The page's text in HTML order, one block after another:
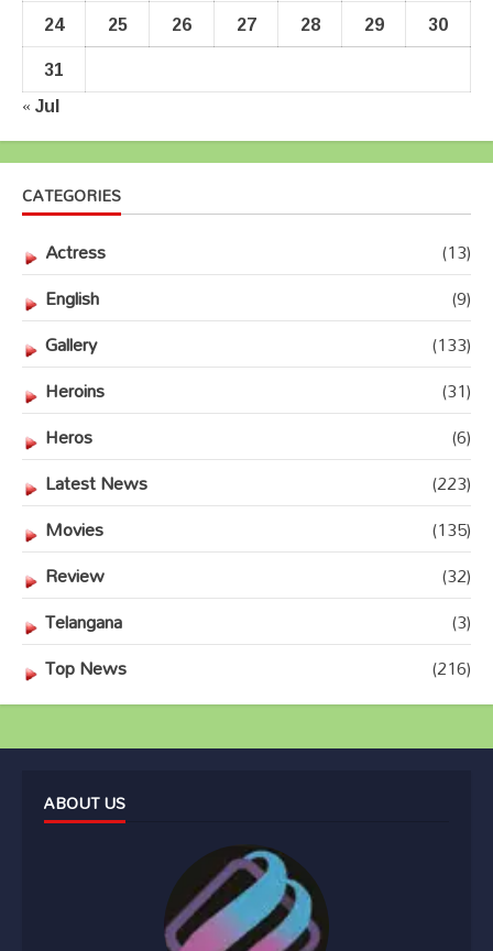
24
25 26 27 28 29
30
31
« Jul
CATEGORIES
Actress
(13)
English
(9)
Gallery
(133)
Heroins
(31)
Heros
(6)
Latest News
(223)
Movies
(135)
Review
(32)
Telangana
(3)
Top News
(216)
ABOUT US